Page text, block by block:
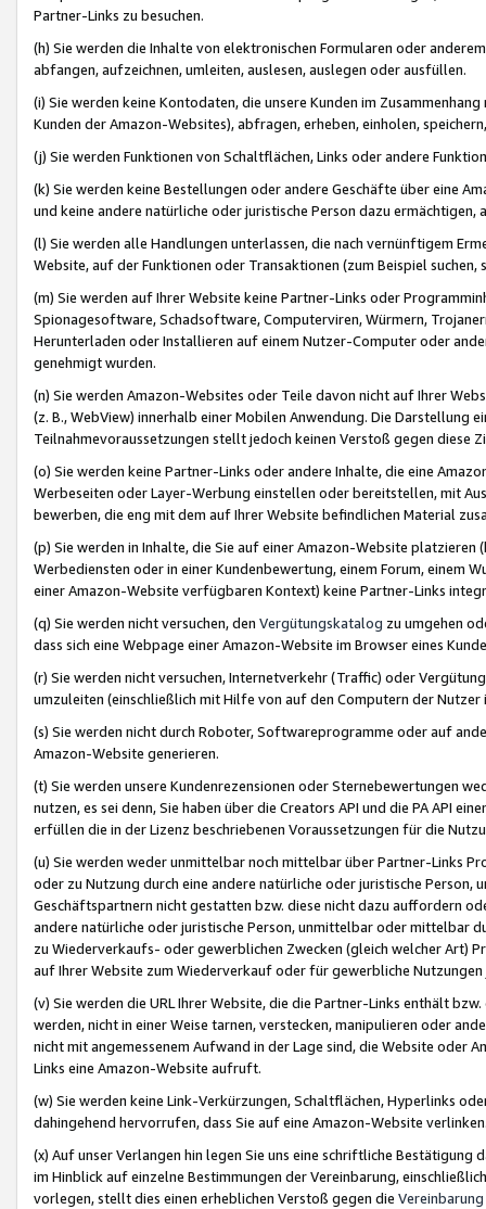
Partner-Links zu besuchen.
(h) Sie werden die Inhalte von elektronischen Formularen oder
abfangen, aufzeichnen, umleiten, auslesen, auslegen oder ausfüllen.
(i) Sie werden keine Kontodaten, die unsere Kunden im
Kunden der Amazon-Websites), abfragen, erheben, einholen,
(j) Sie werden Funktionen von Schaltflächen, Links oder andere
(k) Sie werden keine Bestellungen oder andere Geschäfte über eine
und keine andere natürliche oder juristische Person dazu
(l) Sie werden alle Handlungen unterlassen, die nach vernünftigem
Website, auf der Funktionen oder Transaktionen (zum Beispiel
(m) Sie werden auf Ihrer Website keine Partner-Links oder
Spionagesoftware, Schadsoftware, Computerviren, Würmern,
Herunterladen oder Installieren auf einem Nutzer-Computer oder
genehmigt wurden.
(n) Sie werden Amazon-Websites oder Teile davon nicht auf Ihrer
(z. B., WebView) innerhalb einer Mobilen Anwendung. Die Darstellung
Teilnahmevoraussetzungen stellt jedoch keinen Verstoß gegen diese
(o) Sie werden keine Partner-Links oder andere Inhalte, die eine
Werbeseiten oder Layer-Werbung einstellen oder bereitstellen, mit
bewerben, die eng mit dem auf Ihrer Website befindlichen Material
(p) Sie werden in Inhalte, die Sie auf einer Amazon-Website
Werbediensten oder in einer Kundenbewertung, einem Forum, einem
einer Amazon-Website verfügbaren Kontext) keine Partner-Links
(q) Sie werden nicht versuchen, den Vergütungskatalog zu umgehen
dass sich eine Webpage einer Amazon-Website im Browser eines
(r) Sie werden nicht versuchen, Internetverkehr (Traffic) oder
umzuleiten (einschließlich mit Hilfe von auf den Computern der
(s) Sie werden nicht durch Roboter, Softwareprogramme oder auf
Amazon-Website generieren.
(t) Sie werden unsere Kundenrezensionen oder Sternebewertungen
nutzen, es sei denn, Sie haben über die Creators API und die PA API
erfüllen die in der Lizenz beschriebenen Voraussetzungen für die
(u) Sie werden weder unmittelbar noch mittelbar über Partner-Links
oder zu Nutzung durch eine andere natürliche oder juristische
Geschäftspartnern nicht gestatten bzw. diese nicht dazu auffordern
andere natürliche oder juristische Person, unmittelbar oder mittelbar
zu Wiederverkaufs- oder gewerblichen Zwecken (gleich welcher Art)
auf Ihrer Website zum Wiederverkauf oder für gewerbliche
(v) Sie werden die URL Ihrer Website, die die Partner-Links enthält
werden, nicht in einer Weise tarnen, verstecken, manipulieren oder
nicht mit angemessenem Aufwand in der Lage sind, die Website oder
Links eine Amazon-Website aufruft.
(w) Sie werden keine Link-Verkürzungen, Schaltflächen, Hyperlinks
dahingehend hervorrufen, dass Sie auf eine Amazon-Website
(x) Auf unser Verlangen hin legen Sie uns eine schriftliche
im Hinblick auf einzelne Bestimmungen der Vereinbarung,
vorlegen, stellt dies einen erheblichen Verstoß gegen die Vereinbarung